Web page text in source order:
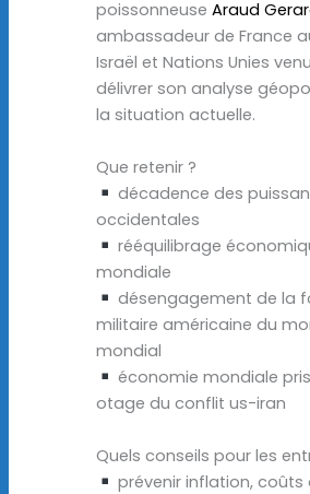
poissonneuse Araud
ambassadeur de France
Israël et Nations Unies
délivrer son analyse
la situation actuelle.
Que retenir ?
décadence des
occidentales
rééquilibrage
mondiale
désengagement de la
militaire américaine du
mondial
économie mondiale
otage du conflit us-iran
Quels conseils pour les
prévenir inflation, coûts